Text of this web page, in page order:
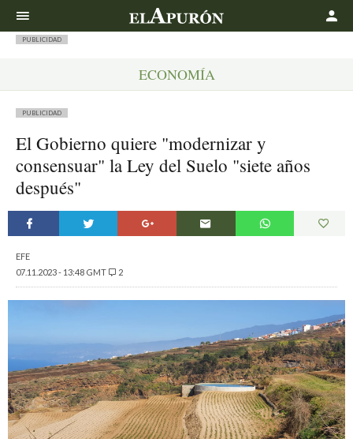
PUBLICIDAD
ECONOMÍA
PUBLICIDAD
El Gobierno quiere "modernizar y
consensuar" la Ley del Suelo "siete años
después"
EFE
07.11.2023 - 13:48 GMT
2